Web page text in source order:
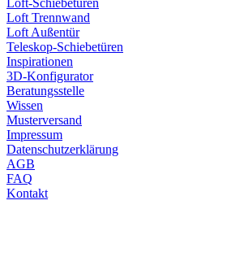
Loft Trennwand
Loft Außentür
Teleskop-Schiebetüren
Inspirationen
3D-Konfigurator
Beratungsstelle
Wissen
Musterversand
Impressum
Datenschutzerklärung
AGB
FAQ
Kontakt